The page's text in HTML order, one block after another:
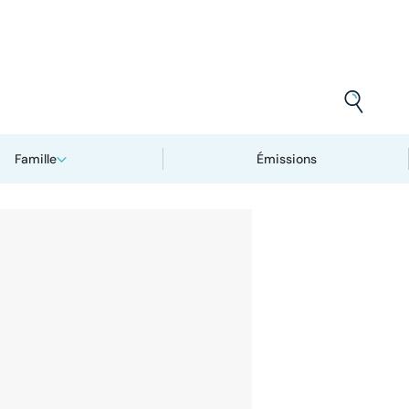
Famille Émissions